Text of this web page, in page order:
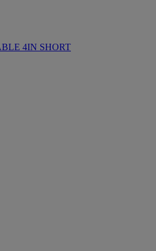
4IN SHORT